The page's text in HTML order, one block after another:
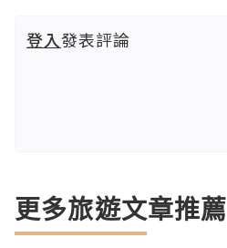
登入發表評論
更多旅遊文章推薦